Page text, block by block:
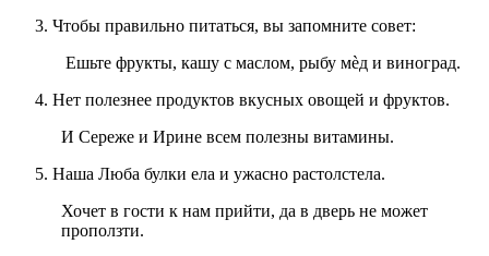
Чтобы правильно питаться, вы запомните совет:
Ешьте фрукты, кашу с маслом, рыбу мѐд и виноград.
Нет полезнее продуктов вкусных овощей и фруктов.
И Сереже и Ирине всем полезны витамины.
Наша Люба булки ела и ужасно растолстела.
Хочет в гости к нам прийти, да в дверь не может
проползти.